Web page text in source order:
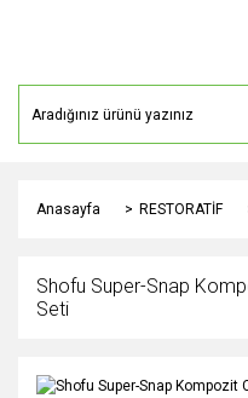
Anasayfa RESTORATİF
Shofu Super-Snap
Seti